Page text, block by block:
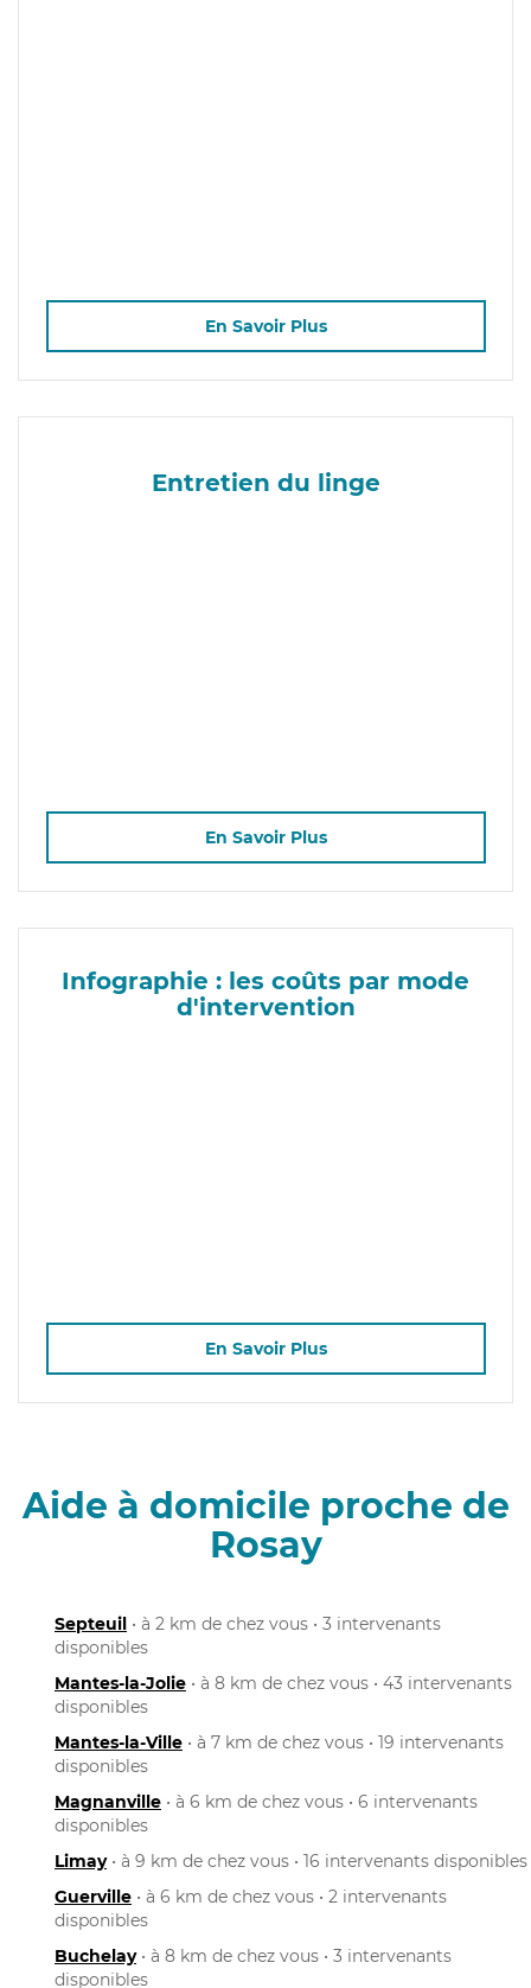
En Savoir Plus
Entretien du linge
En Savoir Plus
Infographie : les coûts par mode
d'intervention
En Savoir Plus
Aide à domicile proche de
Rosay
Septeuil • à 2 km de chez vous • 3 intervenants
disponibles
Mantes-la-Jolie • à 8 km de chez vous • 43 intervenants
disponibles
Mantes-la-Ville • à 7 km de chez vous • 19 intervenants
disponibles
Magnanville • à 6 km de chez vous • 6 intervenants
disponibles
Limay• à 9 km de chez vous • 16 intervenants disponibles
Guerville • à 6 km de chez vous • 2 intervenants
disponibles
Buchelay• à 8 km de chez vous • 3 intervenants
disponibles